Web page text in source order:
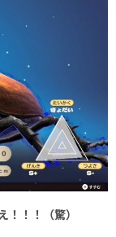
！！（驚）